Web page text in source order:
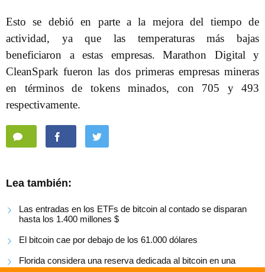
Esto se debió en parte a la mejora del tiempo de
actividad, ya que las temperaturas más bajas
beneficiaron a estas empresas. Marathon Digital y
CleanSpark fueron las dos primeras empresas mineras
en términos de tokens minados, con 705 y 493
respectivamente.
Lea también:
Las entradas en los ETFs de bitcoin al contado se disparan
hasta los 1.400 millones $
El bitcoin cae por debajo de los 61.000 dólares
Florida considera una reserva dedicada al bitcoin en una